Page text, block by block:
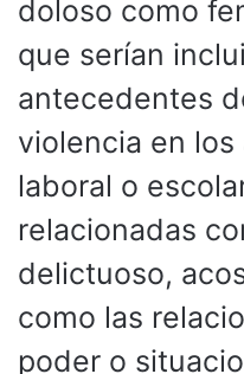
doloso como
que serían
antecedentes
violencia en los
laboral o
relacionadas
delictuoso,
como las
poder o